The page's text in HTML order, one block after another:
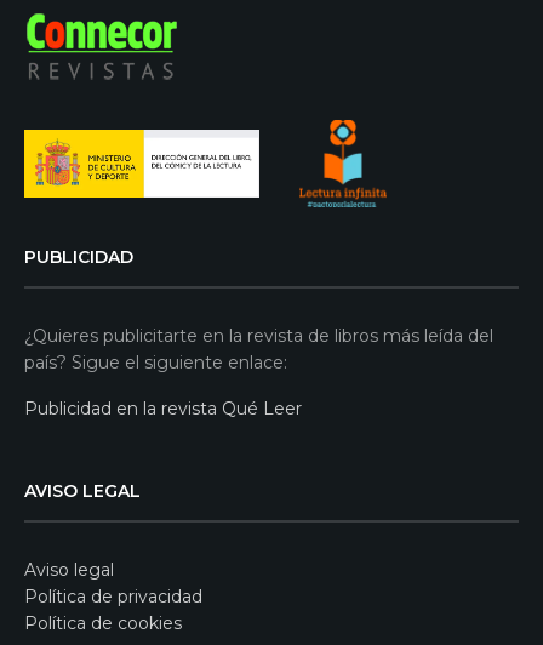
PUBLICIDAD
¿Quieres publicitarte en la revista de libros más leída del
país? Sigue el siguiente enlace:
Publicidad en la revista Qué Leer
AVISO LEGAL
Aviso legal
Política de privacidad
Política de cookies